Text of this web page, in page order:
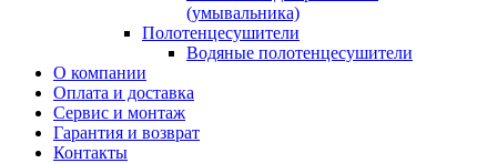
(умывальника)
Полотенцесушители
Водяные полотенцесушители
О компании
Оплата и доставка
Сервис и монтаж
Гарантия и возврат
Контакты